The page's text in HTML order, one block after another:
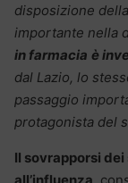
disposizione
importante nella
in farmacia è
dal Lazio, lo
passaggio
protagonista del
Il sovrapporsi
all’influenza,